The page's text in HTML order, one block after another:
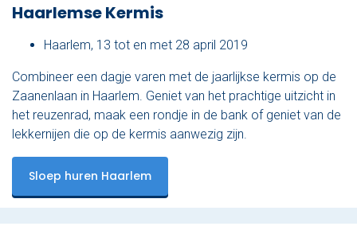
Haarlemse Kermis
Haarlem, 13 tot en met 28 april 2019
Combineer een dagje varen met de jaarlijkse kermis op de
Zaanenlaan in Haarlem. Geniet van het prachtige uitzicht in
het reuzenrad, maak een rondje in de bank of geniet van de
lekkernijen die op de kermis aanwezig zijn.
Sloep huren Haarlem